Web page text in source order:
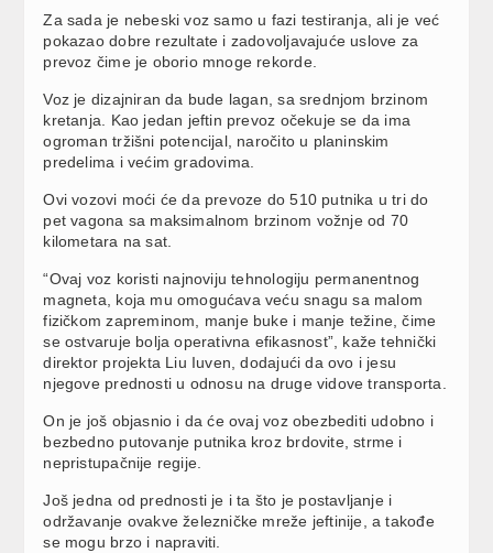
Za sada je nebeski voz samo u fazi testiranja, ali je već
pokazao dobre rezultate i zadovoljavajuće uslove za
prevoz čime je oborio mnoge rekorde.
Voz je dizajniran da bude lagan, sa srednjom brzinom
kretanja. Kao jedan jeftin prevoz očekuje se da ima
ogroman tržišni potencijal, naročito u planinskim
predelima i većim gradovima.
Ovi vozovi moći će da prevoze do 510 putnika u tri do
pet vagona sa maksimalnom brzinom vožnje od 70
kilometara na sat.
“Ovaj voz koristi najnoviju tehnologiju permanentnog
magneta, koja mu omogućava veću snagu sa malom
fizičkom zapreminom, manje buke i manje težine, čime
se ostvaruje bolja operativna efikasnost”, kaže tehnički
direktor projekta Liu Iuven, dodajući da ovo i jesu
njegove prednosti u odnosu na druge vidove transporta.
On je još objasnio i da će ovaj voz obezbediti udobno i
bezbedno putovanje putnika kroz brdovite, strme i
nepristupačnije regije.
Još jedna od prednosti je i ta što je postavljanje i
održavanje ovakve železničke mreže jeftinije, a takođe
se mogu brzo i napraviti.